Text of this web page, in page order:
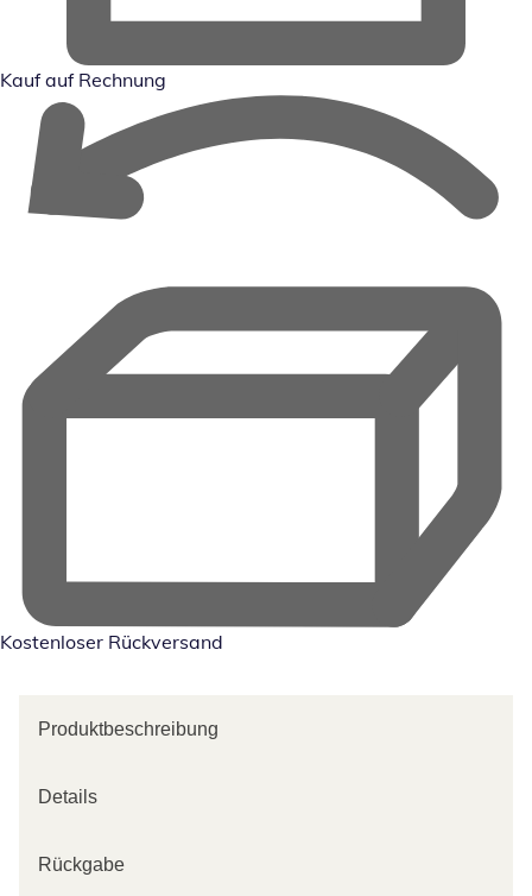
Kauf auf Rechnung
Kostenloser Rückversand
Produktbeschreibung
Details
Rückgabe